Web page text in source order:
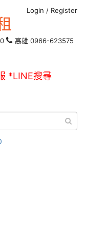
Login / Register
高雄 0966-623575
*LINE搜尋